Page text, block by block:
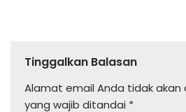
Tinggalkan Balasan
Alamat email Anda tidak akan
yang wajib ditandai *